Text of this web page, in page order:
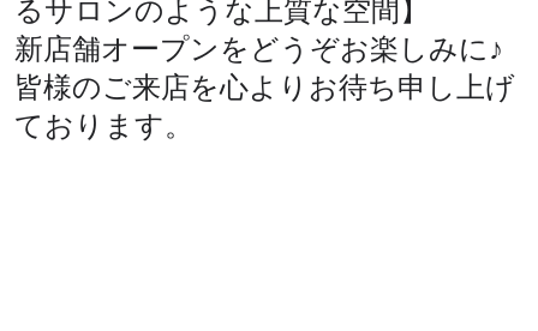
るサロンのような上質な空間】
新店舗オープンをどうぞお楽しみに♪
皆様のご来店を心よりお待ち申し上げ
ております。